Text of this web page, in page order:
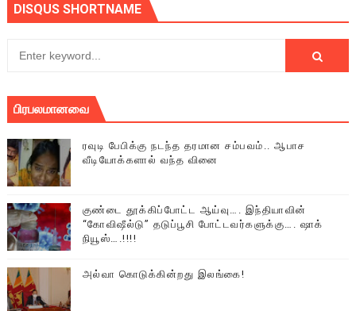
DISQUS SHORTNAME
பிரபலமானவை
ரவுடி பேபிக்கு நடந்த தரமான சம்பவம்.. ஆபாச
வீடியோக்களால் வந்த வினை
குண்டை தூக்கிப்போட்ட ஆய்வு…. இந்தியாவின்
“கோவிஷீல்டு” தடுப்பூசி போட்டவர்களுக்கு…. ஷாக்
நியூஸ்….!!!!
அல்வா கொடுக்கின்றது இலங்கை!